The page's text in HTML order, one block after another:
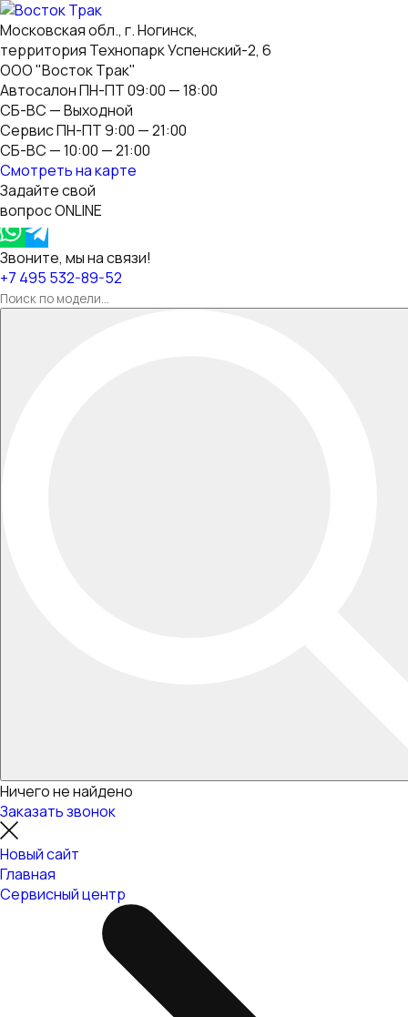
Московская обл., г. Ногинск,
территория Технопарк Успенский-2, 6
ООО "Восток Трак"
Автосалон ПН-ПТ 09:00 — 18:00
СБ-ВС — Выходной
Сервис ПН-ПТ 9:00 — 21:00
СБ-ВС — 10:00 — 21:00
Смотреть на карте
Задайте свой
вопрос ONLINE
Звоните, мы на связи!
+7 495 532-89-52
Ничего не найдено
Заказать звонок
Новый сайт
Главная
Сервисный центр